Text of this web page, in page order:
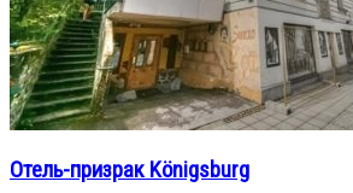
Отель-призрак Königsburg